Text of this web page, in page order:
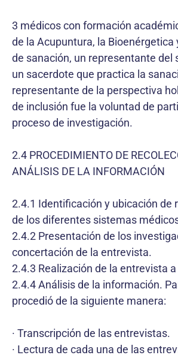
3 médicos con formación
de la Acupuntura, la
de sanación, un representante del
un sacerdote que practica la
representante de la perspectiva
de inclusión fue la voluntad de
proceso de investigación.
2.4 PROCEDIMIENTO DE
ANÁLISIS DE LA INFORMACIÓN
2.4.1 Identificación y ubicación de
de los diferentes sistemas
2.4.2 Presentación de los
concertación de la entrevista.
2.4.3 Realización de la entrevista
2.4.4 Análisis de la información.
procedió de la siguiente manera:
· Transcripción de las entrevistas.
· Lectura de cada una de las